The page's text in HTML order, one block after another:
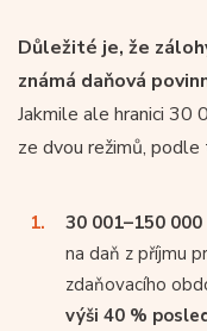
Důležité je, že
známá daňová
Jakmile ale hranici 30
ze dvou režimů,
30 001–150 000
na daň z příjmu
zdaňovacího
výši 40 %